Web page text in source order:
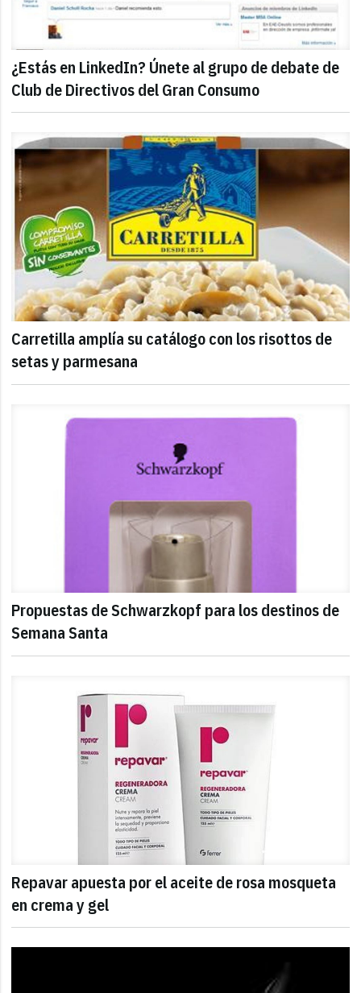
¿Estás en LinkedIn? Únete al grupo de debate de
Club de Directivos del Gran Consumo
Carretilla amplía su catálogo con los risottos de
setas y parmesana
Propuestas de Schwarzkopf para los destinos de
Semana Santa
Repavar apuesta por el aceite de rosa mosqueta
en crema y gel